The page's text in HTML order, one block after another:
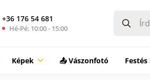
+36 176 54 681
Hé-Pé: 10:00 - 15:00
Képek 📤 Vászonfotó